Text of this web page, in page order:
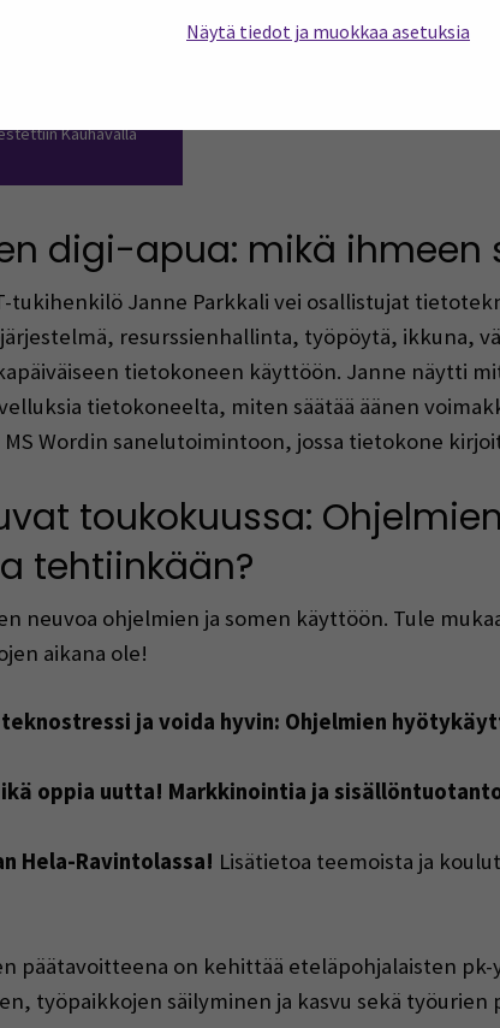
Näytä tiedot ja muokkaa asetuksia
Kauhavalla
digi-apua: mikä ihmeen
tukihenkilö Janne Parkkali vei osallistujat
resurssienhallinta, työpöytä, ikkuna,
tietokoneen käyttöön. Janne näytti
tietokoneelta, miten säätää äänen
Wordin sanelutoimintoon, jossa tietokone
toukokuussa:
tehtiinkään?
neuvoa ohjelmien ja somen käyttöön. Tule
aikana ole!
ja voida hyvin: Ohjelmien
ikä oppia uutta! Markkinointia ja
Hela-Ravintolassa! Lisätietoa teemoista ja
päätavoitteena on kehittää eteläpohjalaisten
työpaikkojen säilyminen ja kasvu sekä työurien